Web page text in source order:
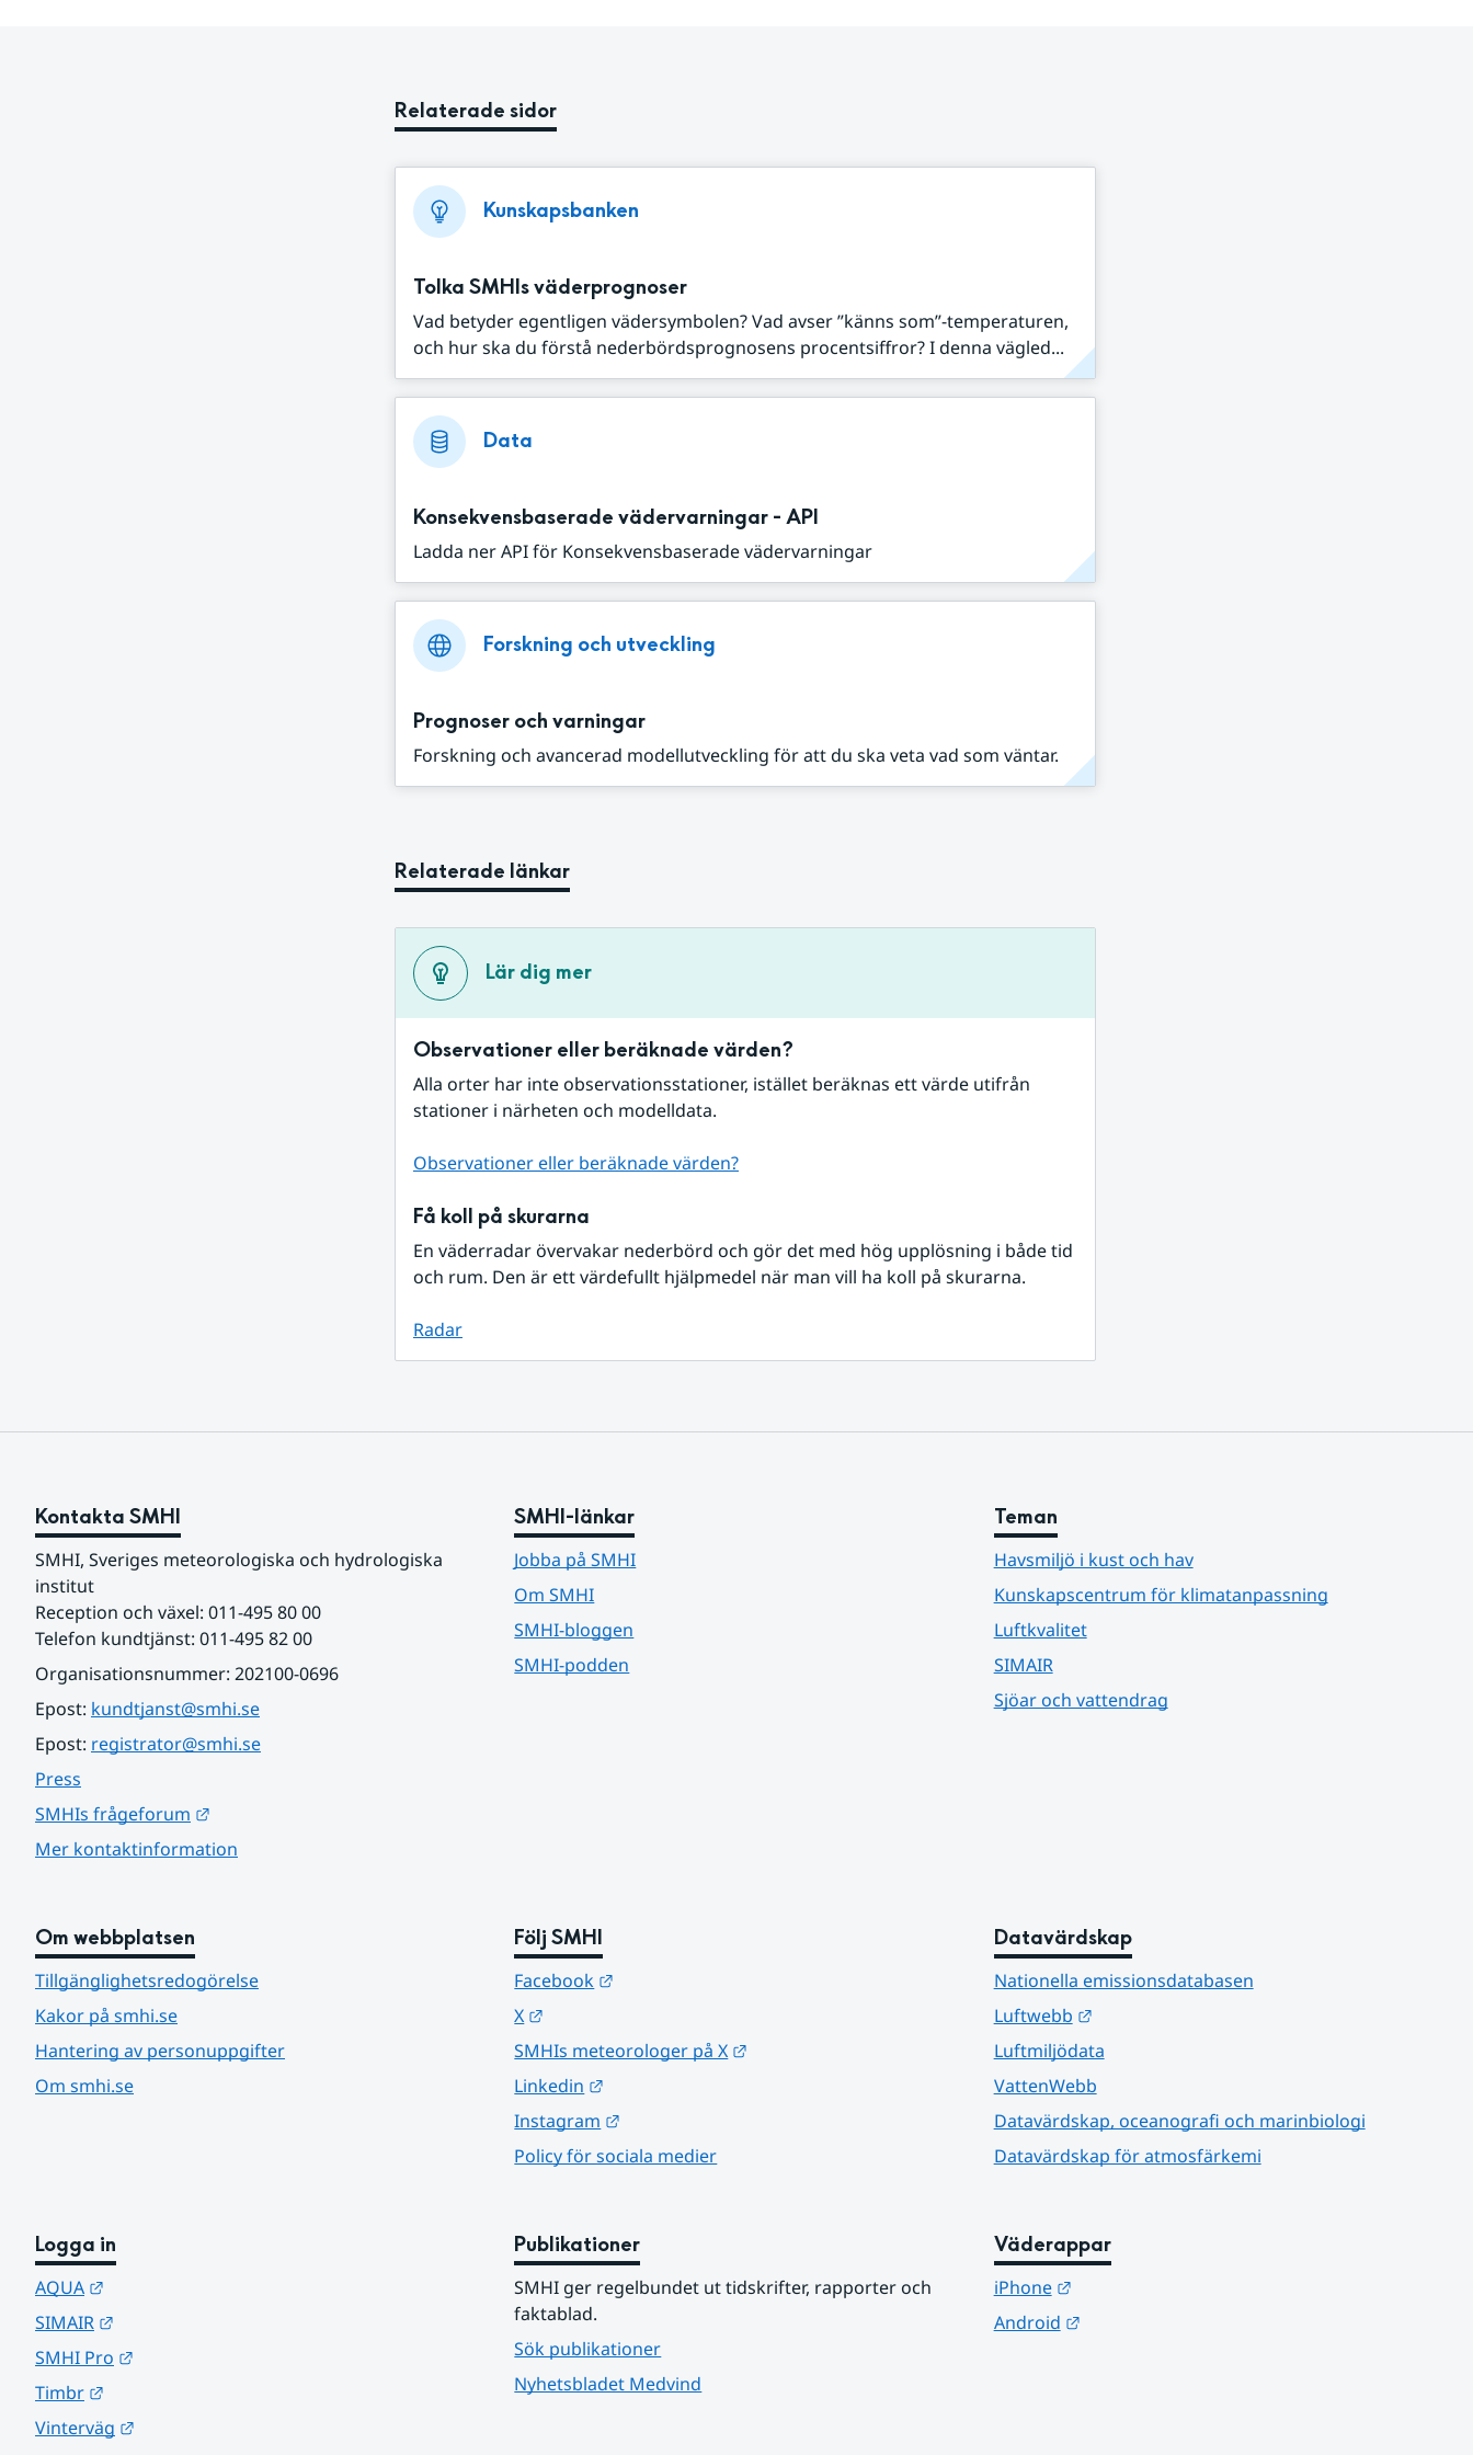
Relaterade sidor
Kunskapsbanken
Tolka SMHIs väderprognoser
Vad betyder egentligen vädersymbolen? Vad avser ”känns som”-temperaturen,
och hur ska du förstå nederbördsprognosens procentsiffror? I denna vägled...
Data
Konsekvensbaserade vädervarningar - API
Ladda ner API för Konsekvensbaserade vädervarningar
Forskning och utveckling
Prognoser och varningar
Forskning och avancerad modellutveckling för att du ska veta vad som väntar.
Relaterade länkar
Lär dig mer
Observationer eller beräknade värden?
Alla orter har inte observationsstationer, istället beräknas ett värde utifrån
stationer i närheten och modelldata.
Observationer eller beräknade värden?
Få koll på skurarna
En väderradar övervakar nederbörd och gör det med hög upplösning i både tid
och rum. Den är ett värdefullt hjälpmedel när man vill ha koll på skurarna.
Radar
Kontakta SMHI
SMHI, Sveriges meteorologiska och hydrologiska
institut
Reception och växel: 011-495 80 00
Telefon kundtjänst: 011-495 82 00
Organisationsnummer: 202100-0696
Epost: kundtjanst@smhi.se
Epost: registrator@smhi.se
Press
SMHIs frågeforum
Mer kontaktinformation
SMHI-länkar
Jobba på SMHI
Om SMHI
SMHI-bloggen
SMHI-podden
Teman
Havsmiljö i kust och hav
Kunskapscentrum för klimatanpassning
Luftkvalitet
SIMAIR
Sjöar och vattendrag
Om webbplatsen
Tillgänglighetsredogörelse
Kakor på smhi.se
Hantering av personuppgifter
Om smhi.se
Följ SMHI
Facebook
X
SMHIs meteorologer på X
Linkedin
Instagram
Policy för sociala medier
Datavärdskap
Nationella emissionsdatabasen
Luftwebb
Länk till annan webbplats.
Luftmiljödata
VattenWebb
Datavärdskap, oceanografi och marinbiologi
Datavärdskap för atmosfärkemi
Logga in
AQUA
SIMAIR
SMHI Pro
Timbr
Vinterväg
Publikationer
SMHI ger regelbundet ut tidskrifter, rapporter och
faktablad.
Sök publikationer
Nyhetsbladet Medvind
Väderappar
iPhone
Länk till annan webbplats.
Android
Länk till annan webbplats.